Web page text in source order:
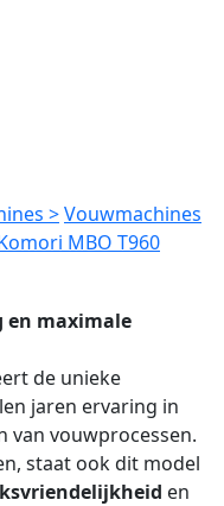
>Vouwmachines
MBO T960
en maximale
de unieke
jaren ervaring in
van vouwprocessen.
staat ook dit model
en